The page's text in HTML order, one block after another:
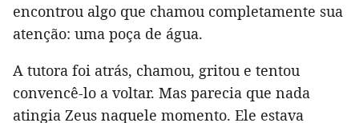
encontrou algo que chamou completamente sua
atenção: uma poça de água.
A tutora foi atrás, chamou, gritou e tentou
convencê-lo a voltar. Mas parecia que nada
atingia Zeus naquele momento. Ele estava